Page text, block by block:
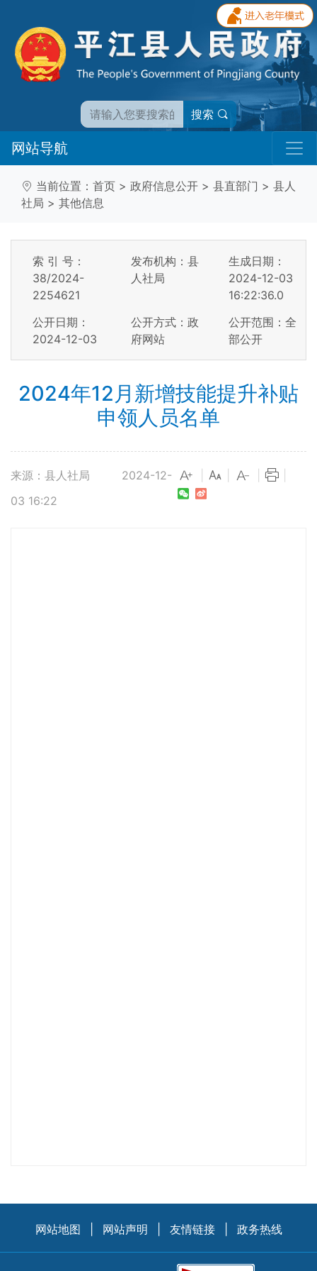
搜索
网站导航
当前位置： 首页 > 政府信息公开 > 县直部门 > 县人
社局 > 其他信息
索 引 号：
38/2024-
2254621
发布机构：县
人社局
生成日期：
2024-12-03
16:22:36.0
公开日期：
2024-12-03
公开方式：政
府网站
公开范围：全
部公开
2024年12月新增技能提升补贴
申领人员名单
来源：县人社局
2024-12-
03 16:22
网站地图 网站声明 友情链接 政务热线